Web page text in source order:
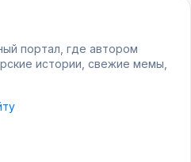
портал, где автором
истории, свежие мемы,